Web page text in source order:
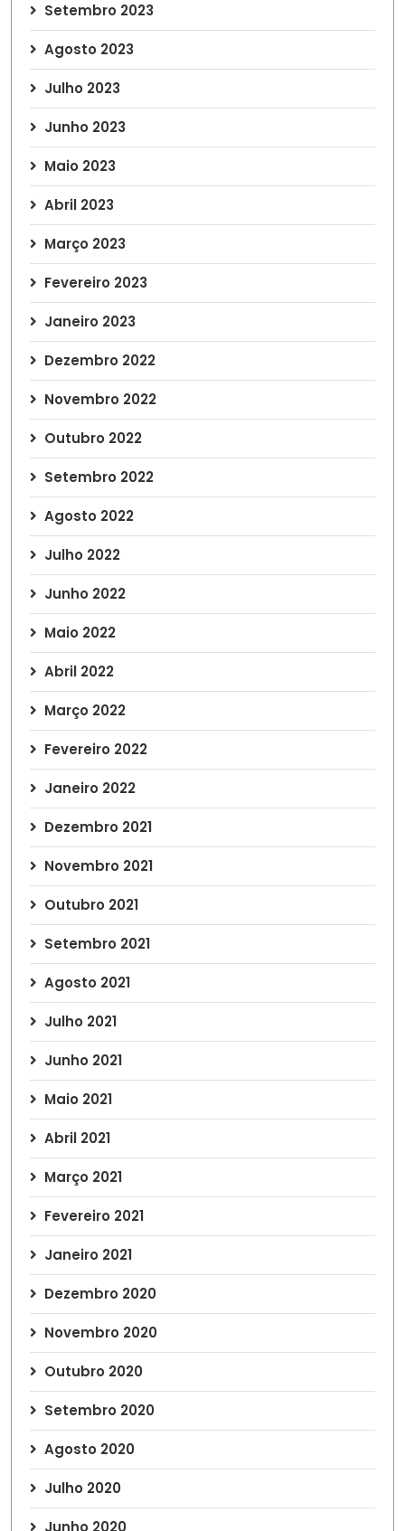
Setembro 2023
Agosto 2023
Julho 2023
Junho 2023
Maio 2023
Abril 2023
Março 2023
Fevereiro 2023
Janeiro 2023
Dezembro 2022
Novembro 2022
Outubro 2022
Setembro 2022
Agosto 2022
Julho 2022
Junho 2022
Maio 2022
Abril 2022
Março 2022
Fevereiro 2022
Janeiro 2022
Dezembro 2021
Novembro 2021
Outubro 2021
Setembro 2021
Agosto 2021
Julho 2021
Junho 2021
Maio 2021
Abril 2021
Março 2021
Fevereiro 2021
Janeiro 2021
Dezembro 2020
Novembro 2020
Outubro 2020
Setembro 2020
Agosto 2020
Julho 2020